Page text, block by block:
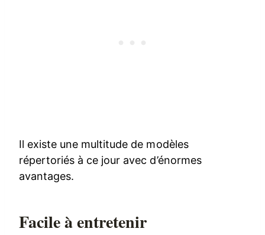
Il existe une multitude de modèles
répertoriés à ce jour avec d’énormes
avantages.
Facile à entretenir